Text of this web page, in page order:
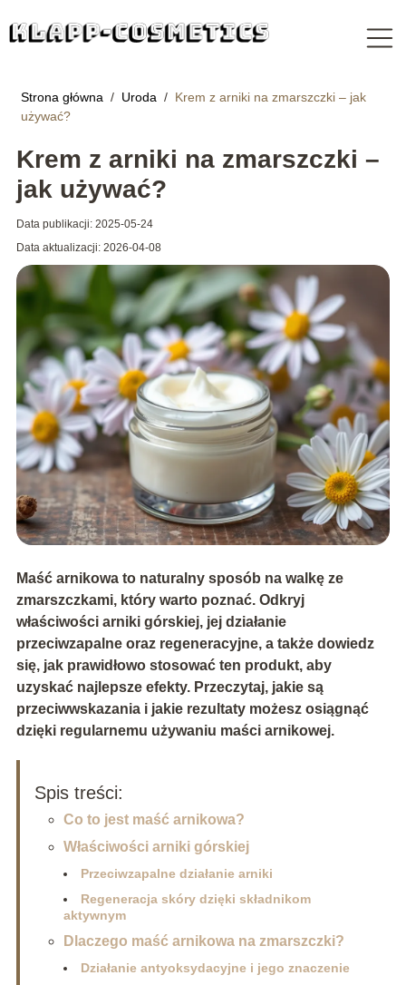
Strona główna / Uroda / Krem z arniki na zmarszczki – jak
używać?
Krem z arniki na zmarszczki –
jak używać?
Data publikacji: 2025-05-24
Data aktualizacji: 2026-04-08
Maść arnikowa to naturalny sposób na walkę ze
zmarszczkami, który warto poznać. Odkryj
właściwości arniki górskiej, jej działanie
przeciwzapalne oraz regeneracyjne, a także dowiedz
się, jak prawidłowo stosować ten produkt, aby
uzyskać najlepsze efekty. Przeczytaj, jakie są
przeciwwskazania i jakie rezultaty możesz osiągnąć
dzięki regularnemu używaniu maści arnikowej.
Spis treści:
Co to jest maść arnikowa?
Właściwości arniki górskiej
Przeciwzapalne działanie arniki
Regeneracja skóry dzięki składnikom
aktywnym
Dlaczego maść arnikowa na zmarszczki?
Działanie antyoksydacyjne i jego znaczenie